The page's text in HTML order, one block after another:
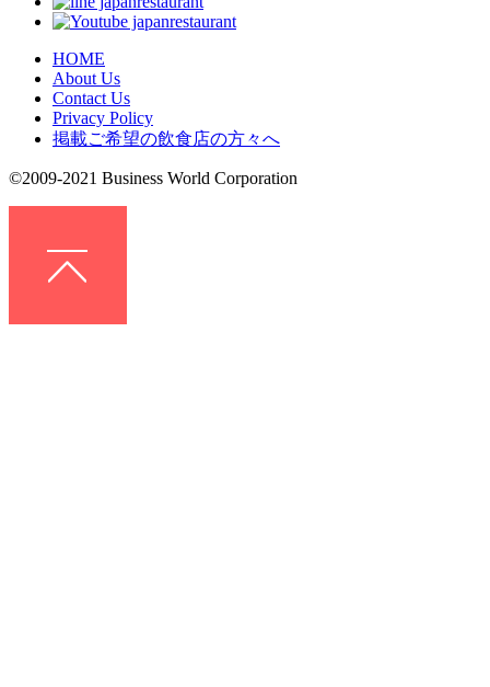
HOME
About Us
Contact Us
Privacy Policy
掲載ご希望の飲食店の方々へ
©2009-2021 Business World Corporation